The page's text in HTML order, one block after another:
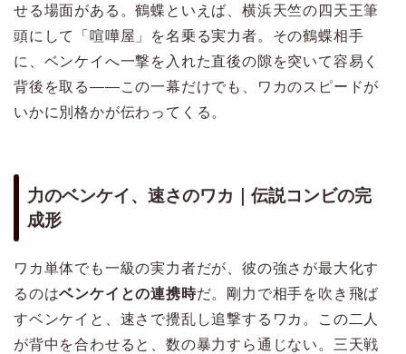
せる場面がある。鶴蝶といえば、横浜天竺の四天王筆
頭にして「喧嘩屋」を名乗る実力者。その鶴蝶相手
に、ベンケイへ一撃を入れた直後の隙を突いて容易く
背後を取る——この一幕だけでも、ワカのスピードが
いかに別格かが伝わってくる。
力のベンケイ、速さのワカ｜伝説コンビの完
成形
ワカ単体でも一級の実力者だが、彼の強さが最大化す
るのはベンケイとの連携時だ。剛力で相手を吹き飛ば
すベンケイと、速さで攪乱し追撃するワカ。この二人
が背中を合わせると、数の暴力すら通じない。三天戦